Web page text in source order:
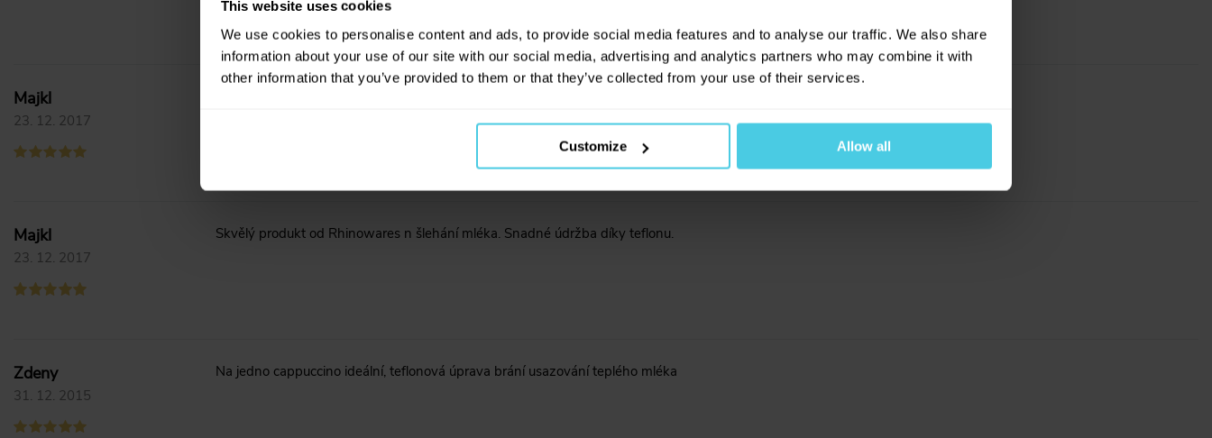
This website uses cookies
We use cookies to personalise content and ads, to provide social media features and to analyse our traffic. We also share
information about your use of our site with our social media, advertising and analytics partners who may combine it with
other information that you’ve provided to them or that they’ve collected from your use of their services.
Customize Allow all
Majkl
23. 12. 2017
Majkl
23. 12. 2017
Skvělý produkt od Rhinowares n šlehání mléka. Snadné údržba díky teflonu.
Zdeny
31. 12. 2015
Na jedno cappuccino ideální, teflonová úprava brání usazování teplého mléka